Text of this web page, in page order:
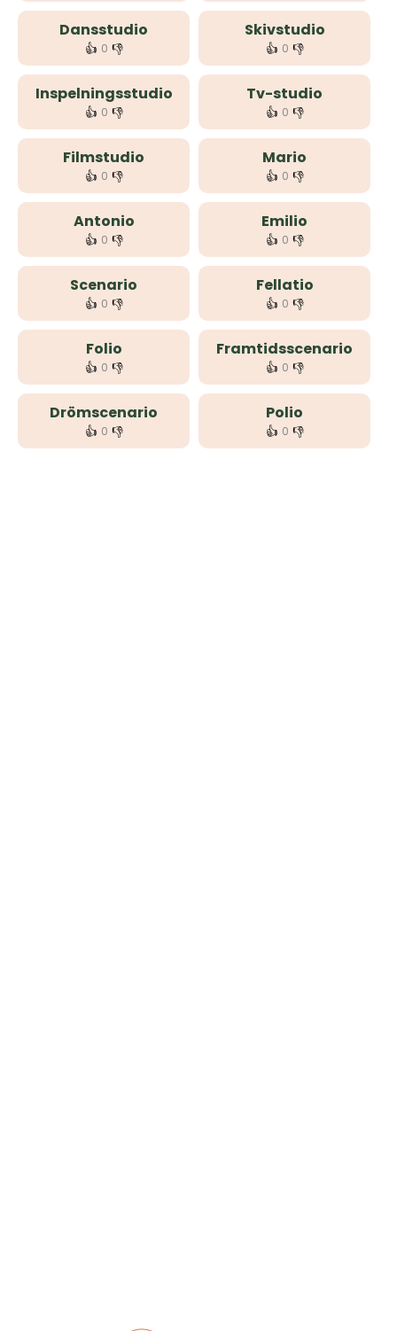
Dansstudio
👍 0 👎
Skivstudio
👍 0 👎
Inspelningsstudio
👍 0 👎
Tv-studio
👍 0 👎
Filmstudio
👍 0 👎
Mario
👍 0 👎
Antonio
👍 0 👎
Emilio
👍 0 👎
Scenario
👍 0 👎
Fellatio
👍 0 👎
Folio
👍 0 👎
Framtidsscenario
👍 0 👎
Drömscenario
👍 0 👎
Polio
👍 0 👎